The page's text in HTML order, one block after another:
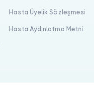
Hasta Üyelik Sözleşmesi
Hasta Aydınlatma Metni